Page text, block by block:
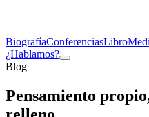
BiografíaConferenciasLibro
¿Hablamos?
Blog
Pensamiento